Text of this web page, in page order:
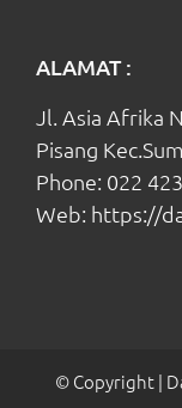
ALAMAT :
Jl. Asia Afrika
Pisang
Phone: 022
Web: https://
© Copyright|